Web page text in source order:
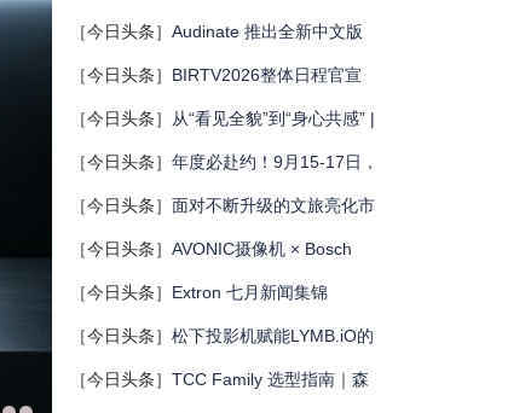
［今日头条］ Audinate 推出全新中文版
Dante 培训计划
［今日头条］ BIRTV2026整体日程官宣
［今日头条］ 从“看见全貌”到“身心共感” |
“壁彩京华”第三场展览在松下安恒影艺空
间启幕
［今日头条］ 年度必赴约！9月15-17日，
闻信第28届广告新科技上海秋交会，重磅
亮点全揭晓！
［今日头条］ 面对不断升级的文旅亮化市
场，你拿什么参与竞争？
［今日头条］ AVONIC摄像机 × Bosch
DICENTIS会议系统保障二十国央行行长
巴厘岛会议
［今日头条］ Extron 七月新闻集锦
［今日头条］ 松下投影机赋能LYMB.iO的
MultiBall系统，打造新一代体育与游戏交
［今日头条］ TCC Family 选型指南｜森